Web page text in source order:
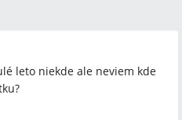
leto niekde ale neviem kde